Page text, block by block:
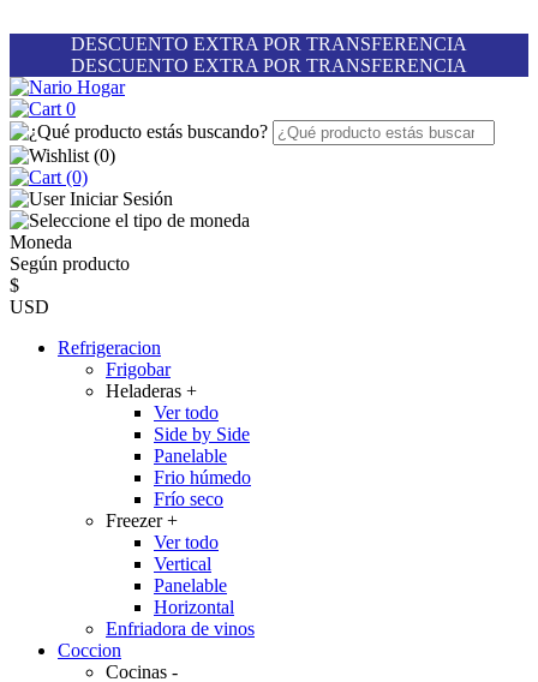
DESCUENTO EXTRA POR TRANSFERENCIA
DESCUENTO EXTRA POR TRANSFERENCIA
0
(0)
(0)
Iniciar Sesión
Moneda
Según producto
$
USD
Refrigeracion
Frigobar
Heladeras +
Ver todo
Side by Side
Panelable
Frio húmedo
Frío seco
Freezer+
Ver todo
Vertical
Panelable
Horizontal
Enfriadora de vinos
Coccion
Cocinas -